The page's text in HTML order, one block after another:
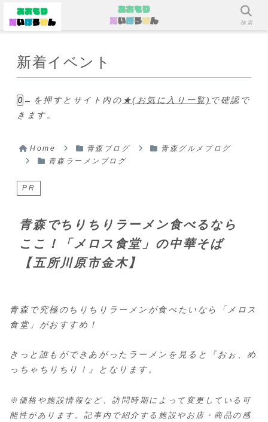
新着イベント
0 ←を押すとサイト内の ★(お気に入り一覧) で確認で
きます。
Home 青森ブログ
青森グルメブログ
青森ラーメンブログ
PR
青森でちりちりラーメン食べるなら
ここ！「メロス食堂」の中華そば
【五所川原市金木】
青森で究極のちりちりラーメンが食べたいなら「メロス
食堂」がおすすめ！
きっと誰もができあがったラーメンを見ると『おぉ、め
っちゃちりちり！』となります。
※価格や施設情報など、訪問時期によって変更している可
能性があります。記事内で紹介する施設やお店・商品の感
メニュー 検索